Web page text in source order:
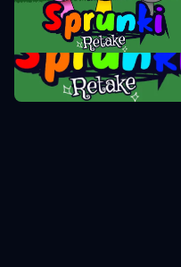
Sprunki Retake